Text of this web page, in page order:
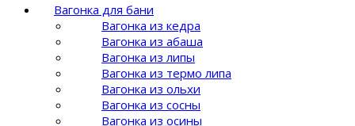
Вагонка для бани
Вагонка из кедра
Вагонка из абаша
Вагонка из липы
Вагонка из термо липа
Вагонка из ольхи
Вагонка из сосны
Вагонка из осины